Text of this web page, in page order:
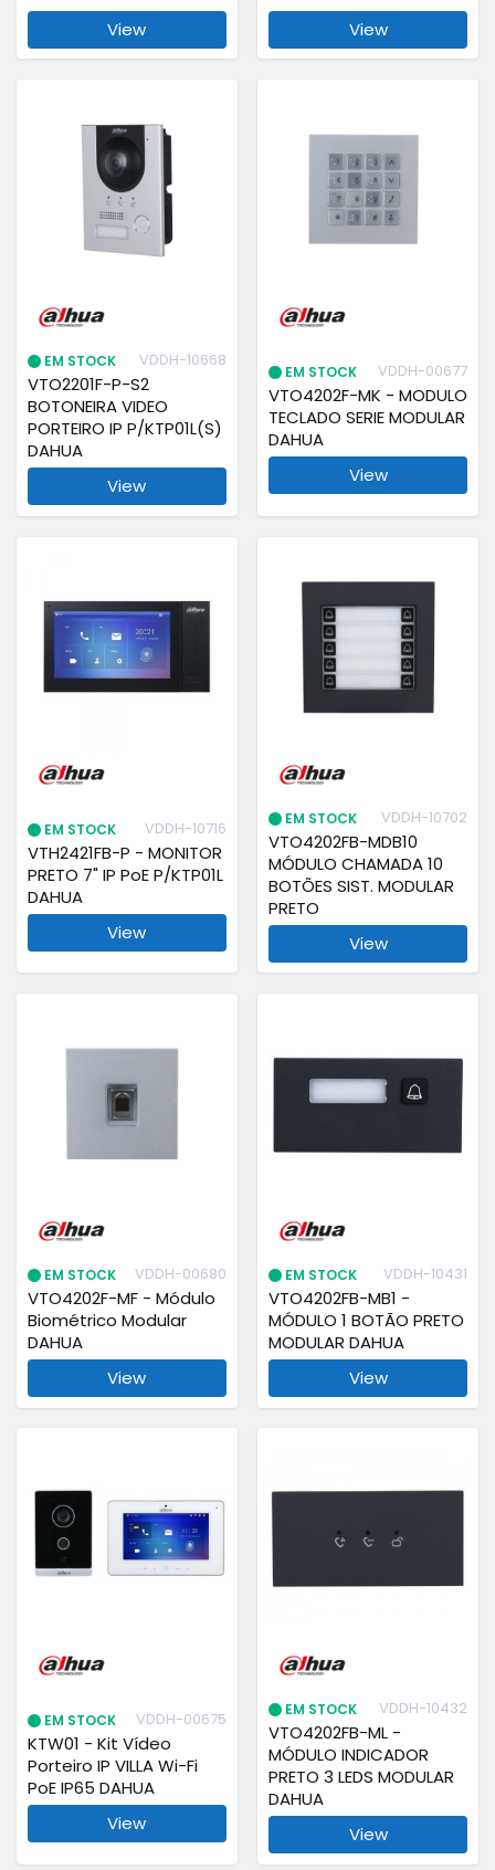
View
View
EM STOCK VDDH-10668
VTO2201F-P-S2
BOTONEIRA VIDEO
PORTEIRO IP P/KTP01L(S)
DAHUA
View
EM STOCK VDDH-00677
VTO4202F-MK - MODULO
TECLADO SERIE MODULAR
DAHUA
View
EM STOCK VDDH-10716
VTH2421FB-P - MONITOR
PRETO 7" IP PoE P/KTP01L
DAHUA
View
EM STOCK VDDH-10702
VTO4202FB-MDB10
MÓDULO CHAMADA 10
BOTÕES SIST. MODULAR
PRETO
View
EM STOCK VDDH-00680
VTO4202F-MF - Módulo
Biométrico Modular
DAHUA
View
EM STOCK VDDH-10431
VTO4202FB-MB1 -
MÓDULO 1 BOTÃO PRETO
MODULAR DAHUA
View
EM STOCK VDDH-00675
KTW01 - Kit Vídeo
Porteiro IP VILLA Wi-Fi
PoE IP65 DAHUA
View
EM STOCK VDDH-10432
VTO4202FB-ML -
MÓDULO INDICADOR
PRETO 3 LEDS MODULAR
DAHUA
View